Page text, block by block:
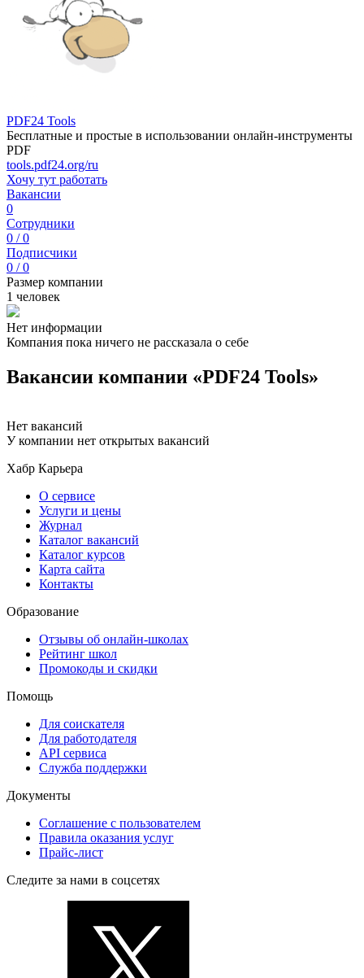
PDF24 Tools
Бесплатные и простые в использовании онлайн-инструменты
PDF
tools.pdf24.org/ru
Хочу тут работать
Вакансии
0
Сотрудники
0 / 0
Подписчики
0 / 0
Размер компании
1 человек
Нет информации
Компания пока ничего не рассказала о себе
Вакансии компании «PDF24 Tools»
Нет вакансий
У компании нет открытых вакансий
Хабр Карьера
О сервисе
Услуги и цены
Журнал
Каталог вакансий
Каталог курсов
Карта сайта
Контакты
Образование
Отзывы об онлайн-школах
Рейтинг школ
Промокоды и скидки
Помощь
Для соискателя
Для работодателя
API сервиса
Служба поддержки
Документы
Соглашение с пользователем
Правила оказания услуг
Прайс-лист
Следите за нами в соцсетях